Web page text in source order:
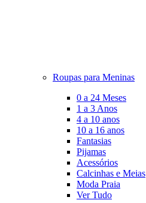
Roupas para Meninas
0 a 24 Meses
1 a 3 Anos
4 a 10 anos
10 a 16 anos
Fantasias
Pijamas
Acessórios
Calcinhas e Meias
Moda Praia
Ver Tudo